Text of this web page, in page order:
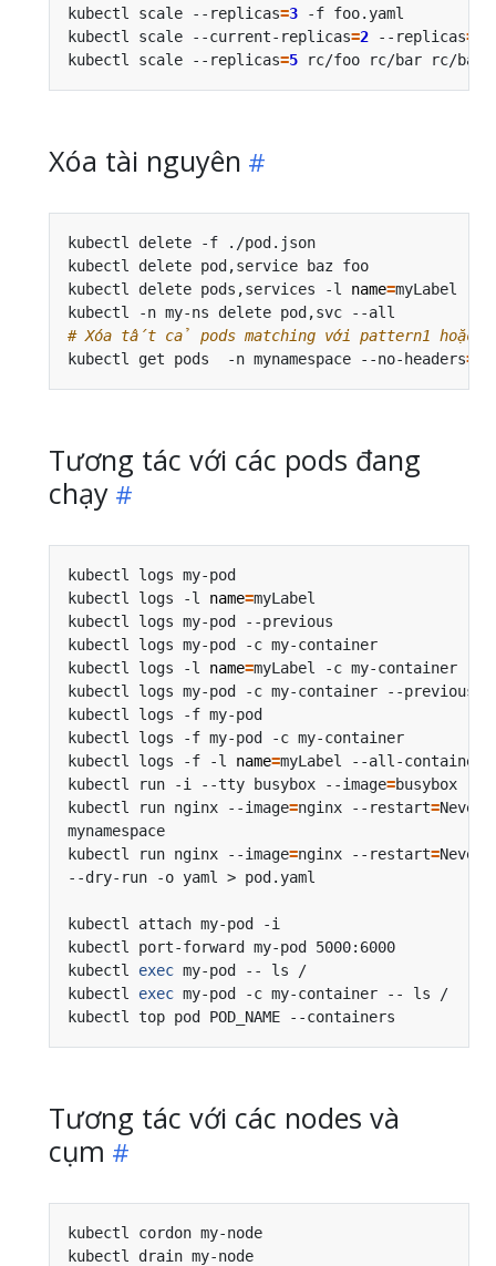
kubectl scale --replicas=3 -f
kubectl scale --current-replicas=2 --replicas=
kubectl scale --replicas=5 rc/foo rc/
Xóa tài nguyên
kubectl delete -f
kubectl delete
kubectl delete pods,services -l name=
kubectl -n my-ns
# Xóa tất cả pods matching với pattern1 hoặc
kubectl get pods  -n mynamespace --no-headers=
Tương tác với các pods đang
chạy
kubectl logs my-
kubectl logs -l name=
kubectl logs my-pod --
kubectl logs my-pod -c my-
kubectl logs -l name=myLabel -c my-
kubectl logs my-pod -c my-container --
kubectl logs -f my-
kubectl logs -f my-pod -c my-
kubectl logs -f -l name=myLabel --all-
kubectl run -i --tty busybox --image=busybox
kubectl run nginx --image=nginx --restart=
kubectl run nginx --image=nginx --restart=
kubectl attach my-pod
kubectl port-forward my-pod
kubectl exec my-pod --
kubectl exec my-pod -c my-container --
kubectl top pod POD_NAME --
Tương tác với các nodes và
cụm
kubectl cordon
kubectl drain